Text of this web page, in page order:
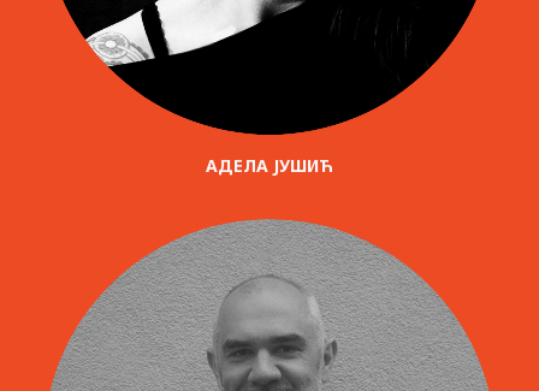
АДЕЛА ЈУШИЋ